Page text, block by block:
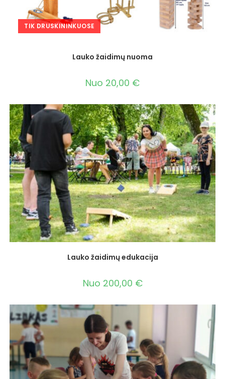
TIK DRUSKININKUOSE
Lauko žaidimų nuoma
Nuo 20,00 €
Lauko žaidimų edukacija
Nuo 200,00 €